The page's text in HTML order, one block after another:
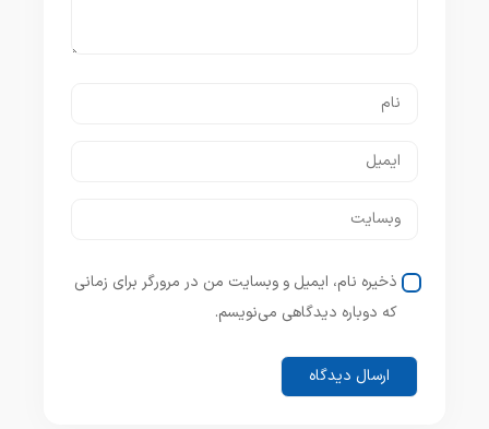
ذخیره نام، ایمیل و وبسایت من در مرورگر برای زمانی
که دوباره دیدگاهی می‌نویسم.